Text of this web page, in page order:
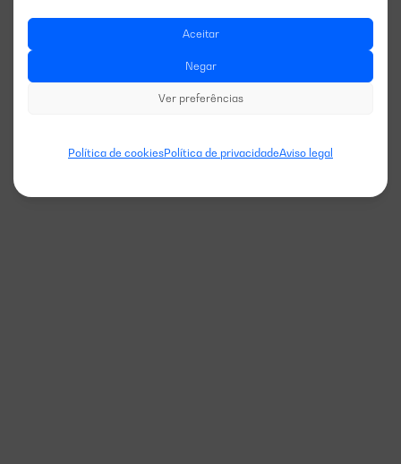
Aceitar
Negar
Ver preferências
Política de cookiesPolítica de privacidadeAviso legal